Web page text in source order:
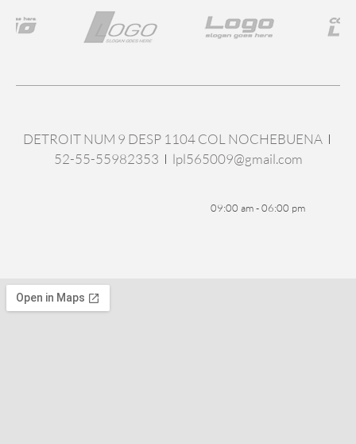
DETROIT NUM 9 DESP 1104 COL NOCHEBUENAI
52-55-55982353 I lpl565009@gmail.com
09:00 am - 06:00 pm